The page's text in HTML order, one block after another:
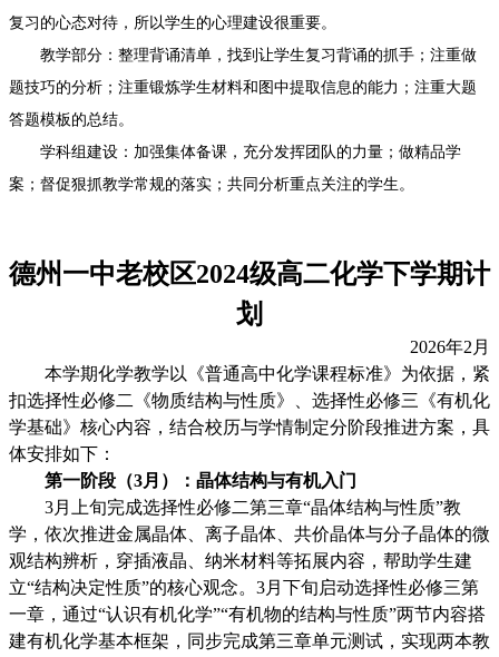
复习的心态对待，所以学生的心理建设很重要。
教学部分： 整理背诵清单，找到让学生复习背诵的抓手 ； 注重做
题技巧的分析；注重锻炼学生材料和图中提取信息的能力；注重大题
答题模板的总结。
学科组建设：加强集体备课，充分发挥团队的力量 ； 做精品学
案 ； 督促狠抓教学常规的落实 ； 共同分析重点关注的学生。
德州一中老校区2024级高二化学下学期计
划
2026年2 月
本学期化学教学以《普通高中化学课程标准》为依据，紧
扣选择性必修二《物质结构与性质》、选择性必修三《有机化
学基础》核心内容，结合校历与学情制定分阶段推进方案，具
体安排如下：
第一阶段（3月）：晶体结构与有机入门
3月上旬完成选择性必修二第三章“晶体结构与性质”教
学，依次推进金属晶体、离子晶体、共价晶体与分子晶体的微
观结构辨析，穿插液晶、纳米材料等拓展内容，帮助学生建
立“结构决定性质”的核心观念。3月下旬启动选择性必修三第
一章，通过“认识有机化学”“有机物的结构与性质”两节内容搭
建有机化学基本框架，同步完成第三章单元测试，实现两本教